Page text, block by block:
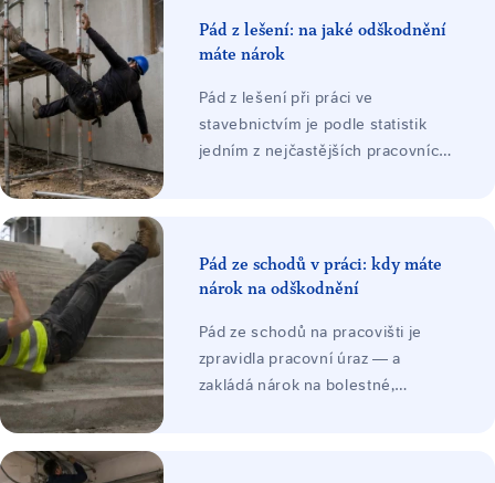
Pád z lešení: na jaké odškodnění
máte nárok
Pád z lešení při práci ve
stavebnictvím je podle statistik
jedním z nejčastějších pracovních
nárazu o povrch. Závažnost
poranění se zpravidla odvíjí v
pádu zaměstnance.
Pád ze schodů v práci: kdy máte
nárok na odškodnění
Pád ze schodů na pracovišti je
zpravidla pracovní úraz — a
zakládá nárok na bolestné,